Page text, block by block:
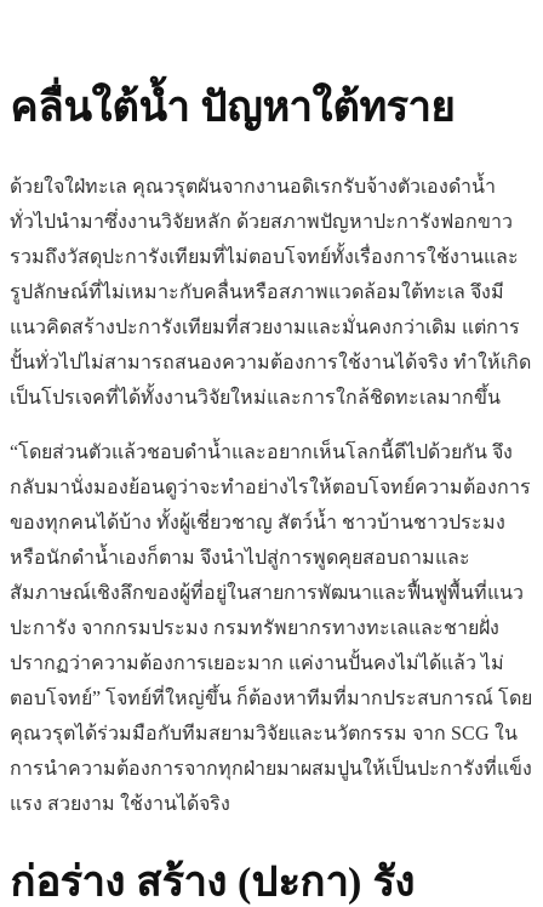
คลื่นใต้น้ำ ปัญหาใต้ทราย
ด้วยใจใฝ่ทะเล คุณวรุตผันจากงานอดิเรกรับจ้างตัวเองดำน้ำ
ทั่วไปนำมาซึ่งงานวิจัยหลัก ด้วยสภาพปัญหาปะการังฟอกขาว
รวมถึงวัสดุปะการังเทียมที่ไม่ตอบโจทย์ทั้งเรื่องการใช้งานและ
รูปลักษณ์ที่ไม่เหมาะกับคลื่นหรือสภาพแวดล้อมใต้ทะเล จึงมี
แนวคิดสร้างปะการังเทียมที่สวยงามและมั่นคงกว่าเดิม แต่การ
ปั้นทั่วไปไม่สามารถสนองความต้องการใช้งานได้จริง ทำให้เกิด
เป็นโปรเจคที่ได้ทั้งงานวิจัยใหม่และการใกล้ชิดทะเลมากขึ้น
“โดยส่วนตัวแล้วชอบดำน้ำและอยากเห็นโลกนี้ดีไปด้วยกัน จึง
กลับมานั่งมองย้อนดูว่าจะทำอย่างไรให้ตอบโจทย์ความต้องการ
ของทุกคนได้บ้าง ทั้งผู้เชี่ยวชาญ สัตว์น้ำ ชาวบ้านชาวประมง
หรือนักดำน้ำเองก็ตาม จึงนำไปสู่การพูดคุยสอบถามและ
สัมภาษณ์เชิงลึกของผู้ที่อยู่ในสายการพัฒนาและฟื้นฟูพื้นที่แนว
ปะการัง จากกรมประมง กรมทรัพยากรทางทะเลและชายฝั่ง
ปรากฏว่าความต้องการเยอะมาก แค่งานปั้นคงไม่ได้แล้ว ไม่
ตอบโจทย์” โจทย์ที่ใหญ่ขึ้น ก็ต้องหาทีมที่มากประสบการณ์ โดย
คุณวรุตได้ร่วมมือกับทีมสยามวิจัยและนวัตกรรม จาก SCG ใน
การนำความต้องการจากทุกฝ่ายมาผสมปูนให้เป็นปะการังที่แข็ง
แรง สวยงาม ใช้งานได้จริง
ก่อร่าง สร้าง (ปะกา) รัง